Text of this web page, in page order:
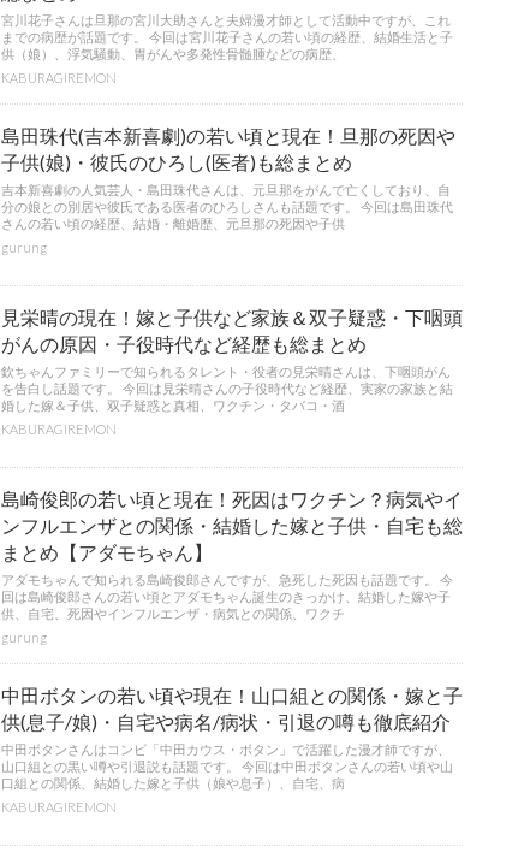
宮川花子さんは旦那の宮川大助さんと夫婦漫才師として活動中ですが、これ
までの病歴が話題です。 今回は宮川花子さんの若い頃の経歴、結婚生活と子
供（娘）、浮気騒動、胃がんや多発性骨髄腫などの病歴、
KABURAGIREMON
島田珠代(吉本新喜劇)の若い頃と現在！旦那の死因や
子供(娘)・彼氏のひろし(医者)も総まとめ
吉本新喜劇の人気芸人・島田珠代さんは、元旦那をがんで亡くしており、自
分の娘との別居や彼氏である医者のひろしさんも話題です。 今回は島田珠代
さんの若い頃の経歴、結婚・離婚歴、元旦那の死因や子供
gurung
見栄晴の現在！嫁と子供など家族＆双子疑惑・下咽頭
がんの原因・子役時代など経歴も総まとめ
欽ちゃんファミリーで知られるタレント・役者の見栄晴さんは、下咽頭がん
を告白し話題です。 今回は見栄晴さんの子役時代など経歴、実家の家族と結
婚した嫁＆子供、双子疑惑と真相、ワクチン・タバコ・酒
KABURAGIREMON
島崎俊郎の若い頃と現在！死因はワクチン？病気やイ
ンフルエンザとの関係・結婚した嫁と子供・自宅も総
まとめ【アダモちゃん】
アダモちゃんで知られる島崎俊郎さんですが、急死した死因も話題です。 今
回は島崎俊郎さんの若い頃とアダモちゃん誕生のきっかけ、結婚した嫁や子
供、自宅、死因やインフルエンザ・病気との関係、ワクチ
gurung
中田ボタンの若い頃や現在！山口組との関係・嫁と子
供(息子/娘)・自宅や病名/病状・引退の噂も徹底紹介
中田ボタンさんはコンビ「中田カウス・ボタン」で活躍した漫才師ですが、
山口組との黒い噂や引退説も話題です。 今回は中田ボタンさんの若い頃や山
口組との関係、結婚した嫁と子供（娘や息子）、自宅、病
KABURAGIREMON